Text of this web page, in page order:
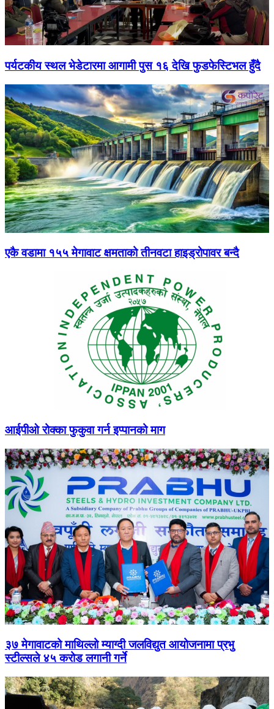
पर्यटकीय स्थल भेडेटारमा आगामी पुस १६ देखि फुडफेस्टिभल हुँदै
एकै वडामा १५५ मेगावाट क्षमताको तीनवटा हाइड्रोपावर बन्दै
आईपीओ रोक्का फुकुवा गर्न इप्पानको माग
३७ मेगावाटको माथिल्लो म्याग्दी जलविद्युत आयोजनामा प्रभु
स्टील्सले ४५ करोड लगानी गर्ने